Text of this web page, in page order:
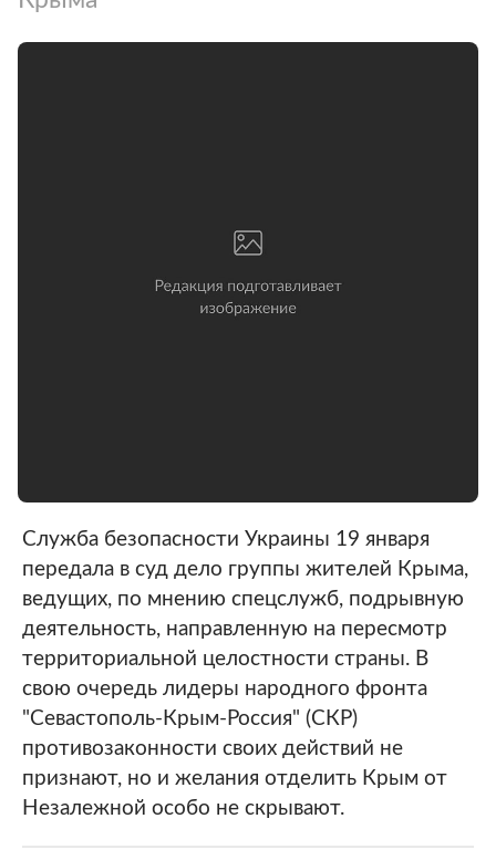
Служба безопасности Украины 19 января
передала в суд дело группы жителей Крыма,
ведущих, по мнению спецслужб, подрывную
деятельность, направленную на пересмотр
территориальной целостности страны. В
свою очередь лидеры народного фронта
"Севастополь-Крым-Россия" (СКР)
противозаконности своих действий не
признают, но и желания отделить Крым от
Незалежной особо не скрывают.